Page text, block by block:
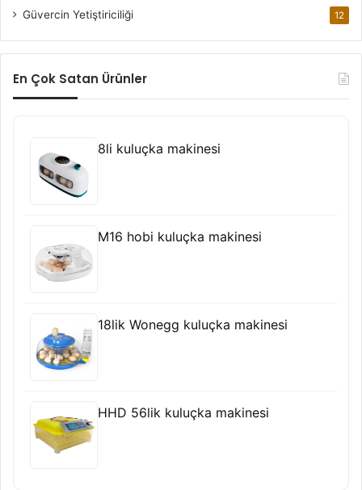
Güvercin Yetiştiriciliği 12
En Çok Satan Ürünler
8li kuluçka makinesi
M16 hobi kuluçka makinesi
18lik Wonegg kuluçka makinesi
HHD 56lik kuluçka makinesi